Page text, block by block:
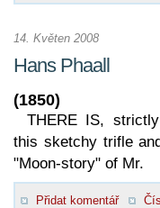
14. Květen 2008
Hans Phaall
(1850)
THERE IS,
this sketchy trifle
"Moon-story" of Mr.
Přidat komentář